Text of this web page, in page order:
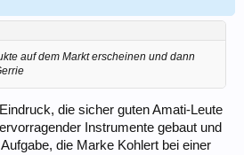
auf dem Markt erscheinen und dann
die sicher guten Amati-Leute
Instrumente gebaut und
die Marke Kohlert bei einer